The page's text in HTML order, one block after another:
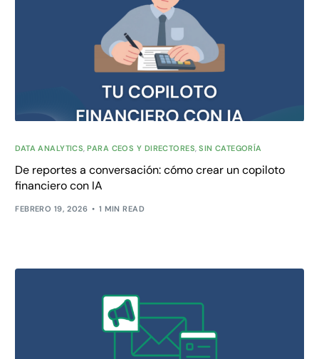
DATA ANALYTICS ,PARA CEOS Y DIRECTORES ,SIN CATEGORÍA
De reportes a conversación: cómo crear un copiloto
financiero con IA
FEBRERO 19, 2026 1 MIN READ